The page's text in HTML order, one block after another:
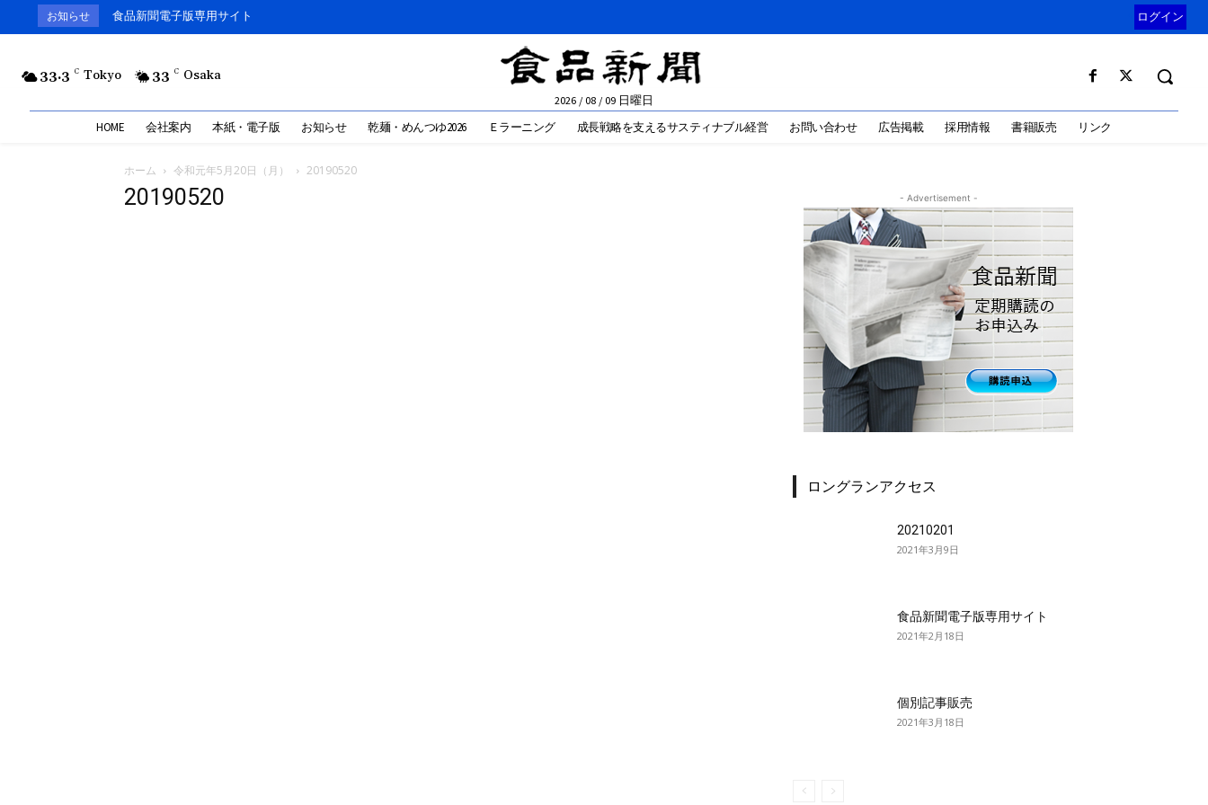
お知らせ 食品新聞電子版専用サイト ログイン
33.3 C Tokyo 33 C Osaka
2026 / 08 / 09 日曜日
HOME 会社案内 本紙・電子版 お知らせ 乾麺・めんつゆ2026 Ｅラーニング 成長戦略を支えるサスティナブル経営 お問い合わせ 広告掲載 採用情報 書籍販売 リンク
ホーム 令和元年5月20日（月） 20190520
20190520 - Advertisement -
ロングランアクセス
20210201
2021年3月9日
食品新聞電子版専用サイト
2021年2月18日
個別記事販売
2021年3月18日